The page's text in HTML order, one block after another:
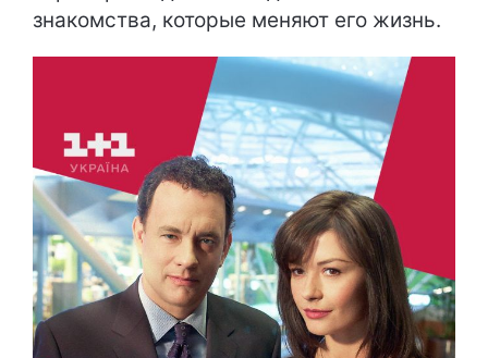
знакомства, которые меняют его жизнь.